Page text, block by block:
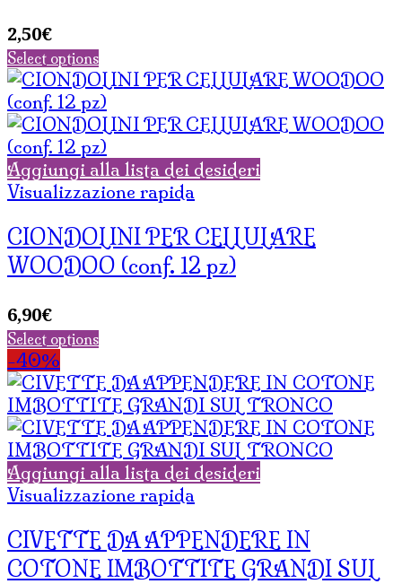
2,50€
Select options
Aggiungi alla lista dei desideri
Visualizzazione rapida
CIONDOLINI PER CELLULARE
WOODOO (conf. 12 pz)
6,90€
Select options
-40%
Aggiungi alla lista dei desideri
Visualizzazione rapida
CIVETTE DA APPENDERE IN
COTONE IMBOTTITE GRANDI SUL